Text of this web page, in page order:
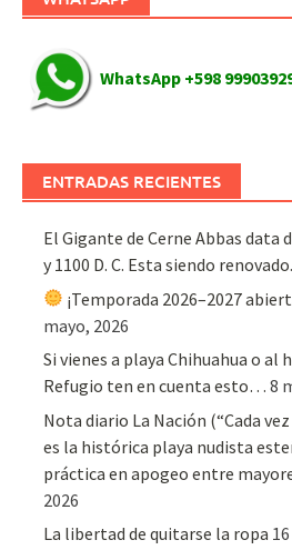
WhatsApp +598
ENTRADAS RECIENTES
El Gigante de Cerne Abbas data
y 1100 D. C. Esta siendo renovado.
¡Temporada 2026–2027
mayo, 2026
Si vienes a playa Chihuahua o
Refugio ten en cuenta esto… 8
Nota diario La Nación (“Cada
es la histórica playa nudista
práctica en apogeo entre
2026
La libertad de quitarse la ropa